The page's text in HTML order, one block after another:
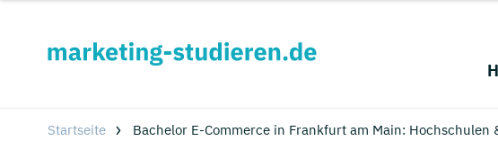
Startseite Bachelor E-Commerce in Frankfurt am Main: Hochschulen